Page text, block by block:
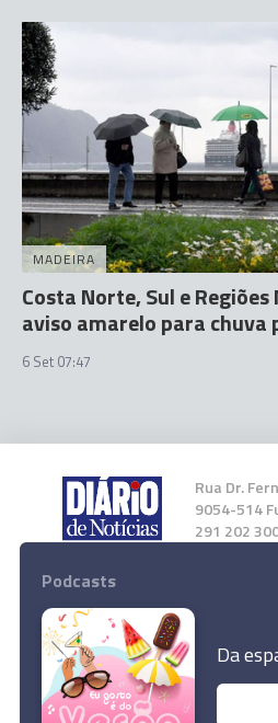
MADEIRA
Costa Norte, Sul e
aviso amarelo para chuva
6 Set 07:47
Rua Dr.
9054-514
291 202
Instale a
Podcasts
Da